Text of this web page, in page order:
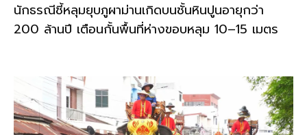
นักธรณีชี้หลุมยุบภูผาม่านเกิดบนชั้นหินปูนอายุกว่า
200 ล้านปี เตือนกั้นพื้นที่ห่างขอบหลุม 10–15 เมตร